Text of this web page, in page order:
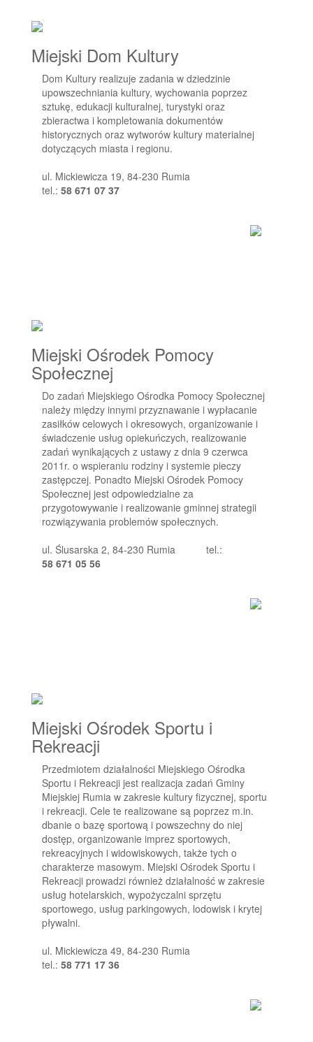
Miejski Dom Kultury
Dom Kultury realizuje zadania w dziedzinie
upowszechniania kultury, wychowania poprzez
sztukę, edukacji kulturalnej, turystyki oraz
zbieractwa i kompletowania dokumentów
historycznych oraz wytworów kultury materialnej
dotyczących miasta i regionu.
ul. Mickiewicza 19, 84-230 Rumia
tel.: 58 671 07 37
Miejski Ośrodek Pomocy
Społecznej
Do zadań Miejskiego Ośrodka Pomocy Społecznej
należy między innymi przyznawanie i wypłacanie
zasiłków celowych i okresowych, organizowanie i
świadczenie usług opiekuńczych, realizowanie
zadań wynikających z ustawy z dnia 9 czerwca
2011r. o wspieraniu rodziny i systemie pieczy
zastępczej. Ponadto Miejski Ośrodek Pomocy
Społecznej jest odpowiedzialne za
przygotowywanie i realizowanie gminnej strategii
rozwiązywania problemów społecznych.
ul. Ślusarska 2, 84-230 Rumia tel.:
58 671 05 56
Miejski Ośrodek Sportu i
Rekreacji
Przedmiotem działalności Miejskiego Ośrodka
Sportu i Rekreacji jest realizacja zadań Gminy
Miejskiej Rumia w zakresie kultury fizycznej, sportu
i rekreacji. Cele te realizowane są poprzez m.in.
dbanie o bazę sportową i powszechny do niej
dostęp, organizowanie imprez sportowych,
rekreacyjnych i widowiskowych, także tych o
charakterze masowym. Miejski Ośrodek Sportu i
Rekreacji prowadzi również działalność w zakresie
usług hotelarskich, wypożyczalni sprzętu
sportowego, usług parkingowych, lodowisk i krytej
pływalni.
ul. Mickiewicza 49, 84-230 Rumia
tel.: 58 771 17 36